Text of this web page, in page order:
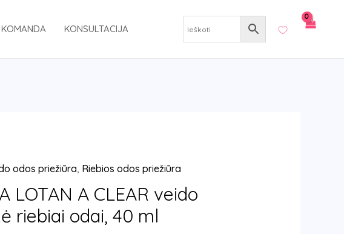
KOMANDA KONSULTACIJA
odos priežiūra, Riebios odos priežiūra
LOTAN A CLEAR veido
riebiai odai, 40 ml